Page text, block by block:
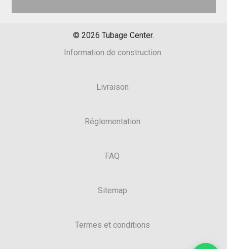
© 2026 Tubage Center.
Information de construction
Livraison
Réglementation
FAQ
Sitemap
Termes et conditions